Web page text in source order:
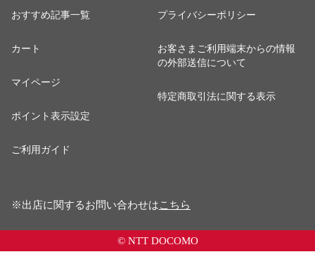
おすすめ記事一覧
カート
マイページ
ポイント表示設定
ご利用ガイド
プライバシーポリシー
お客さまご利用端末からの情報
の外部送信について
特定商取引法に関する表示
※出店に関するお問い合わせはこちら
© NTT DOCOMO